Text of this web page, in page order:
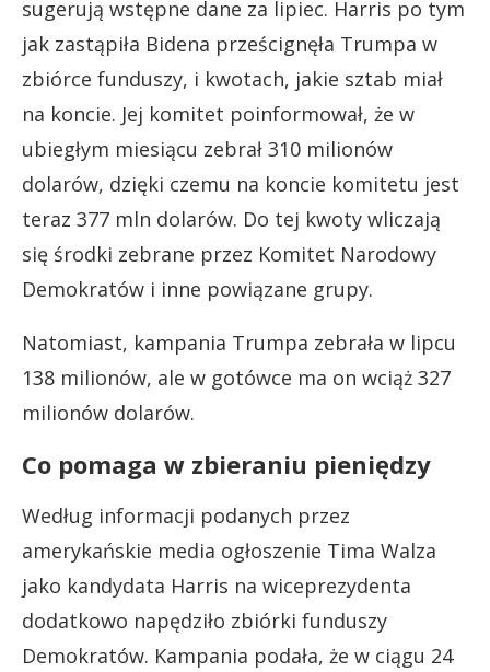
sugerują wstępne dane za lipiec. Harris po tym
jak zastąpiła Bidena prześcignęła Trumpa w
zbiórce funduszy, i kwotach, jakie sztab miał
na koncie. Jej komitet poinformował, że w
ubiegłym miesiącu zebrał 310 milionów
dolarów, dzięki czemu na koncie komitetu jest
teraz 377 mln dolarów. Do tej kwoty wliczają
się środki zebrane przez Komitet Narodowy
Demokratów i inne powiązane grupy.
Natomiast, kampania Trumpa zebrała w lipcu
138 milionów, ale w gotówce ma on wciąż 327
milionów dolarów.
Co pomaga w zbieraniu pieniędzy
Według informacji podanych przez
amerykańskie media ogłoszenie Tima Walza
jako kandydata Harris na wiceprezydenta
dodatkowo napędziło zbiórki funduszy
Demokratów. Kampania podała, że w ciągu 24